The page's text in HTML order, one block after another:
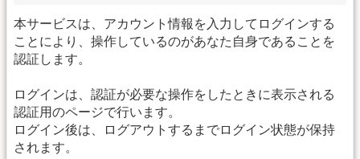
本サービスは、アカウント情報を入力してログインする
ことにより、操作しているのがあなた自身であることを
認証します。
ログインは、認証が必要な操作をしたときに表示される
認証用のページで行います。
ログイン後は、ログアウトするまでログイン状態が保持
されます。